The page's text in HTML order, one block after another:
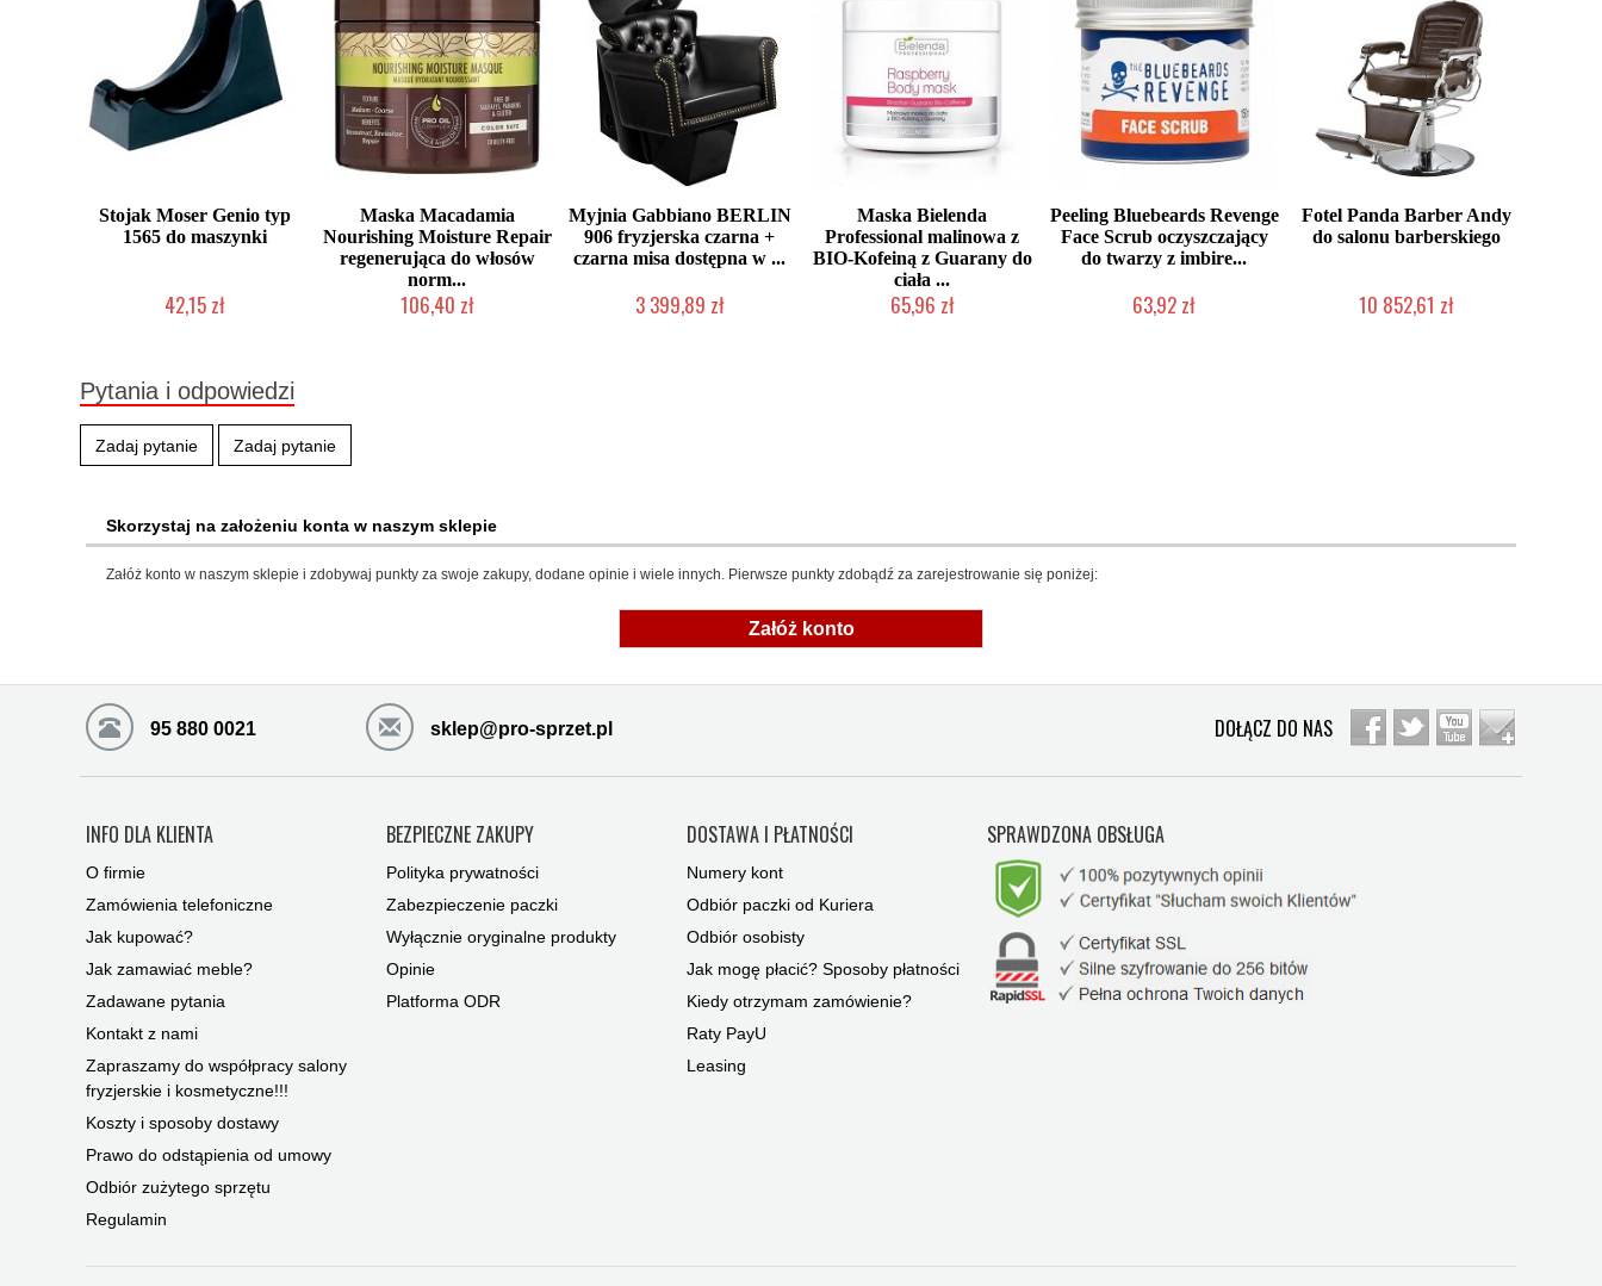
Stojak Moser Genio typ
1565 do maszynki
42,15 zł
Maska Macadamia
Nourishing Moisture Repair
regenerująca do włosów
norm...
106,40 zł
Myjnia Gabbiano BERLIN
906 fryzjerska czarna +
czarna misa dostępna w ...
3 399,89 zł
Maska Bielenda
Professional malinowa z
BIO-Kofeiną z Guarany do
ciała ...
65,96 zł
Peeling Bluebeards Revenge
Face Scrub oczyszczający
do twarzy z imbire...
63,92 zł
Fotel Panda Barber Andy
do salonu barberskiego
10 852,61 zł
Pytania i odpowiedzi
Zadaj pytanie Zadaj pytanie
Skorzystaj na założeniu konta w naszym sklepie
Załóż konto w naszym sklepie i zdobywaj punkty za swoje zakupy, dodane opinie i wiele innych. Pierwsze punkty zdobądź za zarejestrowanie się poniżej:
Załóż konto
95 880 0021 sklep@pro-sprzet.pl DOŁĄCZ DO NAS
INFO DLA KLIENTA
O firmie
Zamówienia telefoniczne
Jak kupować?
Jak zamawiać meble?
Zadawane pytania
Kontakt z nami
Zapraszamy do współpracy salony
fryzjerskie i kosmetyczne!!!
Koszty i sposoby dostawy
Prawo do odstąpienia od umowy
Odbiór zużytego sprzętu
Regulamin
BEZPIECZNE ZAKUPY
Polityka prywatności
Zabezpieczenie paczki
Wyłącznie oryginalne produkty
Opinie
Platforma ODR
DOSTAWA I PŁATNOŚCI
Numery kont
Odbiór paczki od Kuriera
Odbiór osobisty
Jak mogę płacić? Sposoby płatności
Kiedy otrzymam zamówienie?
Raty PayU
Leasing
SPRAWDZONA OBSŁUGA